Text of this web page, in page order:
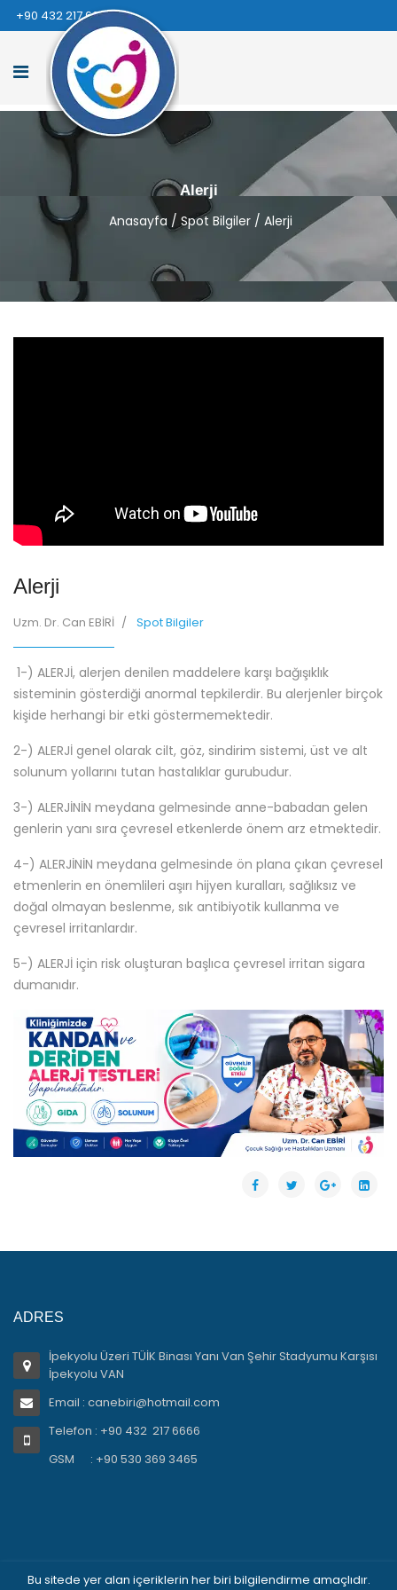
+90 432 217 66 66
Alerji
Anasayfa / Spot Bilgiler / Alerji
Alerji
Uzm. Dr. Can EBİRİ Spot Bilgiler
1-) ALERJİ, alerjen denilen maddelere karşı bağışıklık
sisteminin gösterdiği anormal tepkilerdir. Bu alerjenler birçok
kişide herhangi bir etki göstermemektedir.
2-) ALERJİ genel olarak cilt, göz, sindirim sistemi, üst ve alt
solunum yollarını tutan hastalıklar gurubudur.
3-) ALERJİNİN meydana gelmesinde anne-babadan gelen
genlerin yanı sıra çevresel etkenlerde önem arz etmektedir.
4-) ALERJİNİN meydana gelmesinde ön plana çıkan çevresel
etmenlerin en önemlileri aşırı hijyen kuralları, sağlıksız ve
doğal olmayan beslenme, sık antibiyotik kullanma ve
çevresel irritanlardır.
5-) ALERJİ için risk oluşturan başlıca çevresel irritan sigara
dumanıdır.
ADRES
İpekyolu Üzeri TÜİK Binası Yanı Van Şehir Stadyumu Karşısı
İpekyolu VAN
Email : canebiri@hotmail.com
Telefon : +90 432 217 6666
GSM : +90 530 369 3465
Bu sitede yer alan içeriklerin her biri bilgilendirme amaçlıdır.